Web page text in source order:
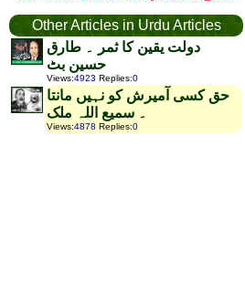
Other Articles in Urdu Articles
دولت یقین کا ثمر ۔ طارق
حسین بٹ
Views:4923 Replies:0
حق کسی آمیرش کو نہیں مانتا
۔ سمیع اللہ ملک
Views:4878 Replies:0